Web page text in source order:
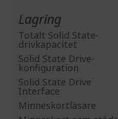
Lagring
Totalt Solid State-
drivkapacitet
Solid State Drive-
konfiguration
Solid State Drive
Interface
Minneskortläsare